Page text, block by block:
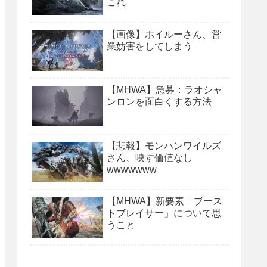
これ
【画像】ホイルーさん、営
業妨害をしてしまう
【MHWA】急募：ラオシャ
ンロンを面白くする方法
【悲報】モンハンワイルズ
さん、映す価値なし
wwwwwww
【MHWA】新要素「ブース
トブレイサー」について思
うこと